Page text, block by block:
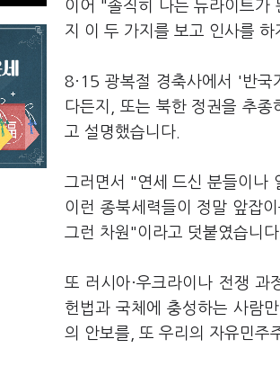
이어 "솔직히 나는 뉴라이트가
지 이 두 가지를 보고 인사를
8·15 광복절 경축사에서 '반국
다든지, 또는 북한 정권을 추
고 설명했습니다.
그러면서 "연세 드신 분들이나
이런 종북세력들이 정말 앞잡
그런 차원"이라고 덧붙였습니다.
또 러시아·우크라이나 전쟁 과
헌법과 국체에 충성하는 사람
의 안보를, 또 우리의 자유민주